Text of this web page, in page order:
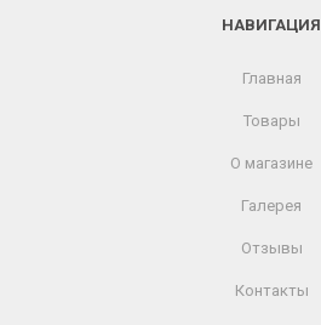
НАВИГАЦИЯ
Главная
Товары
О магазине
Галерея
Отзывы
Контакты